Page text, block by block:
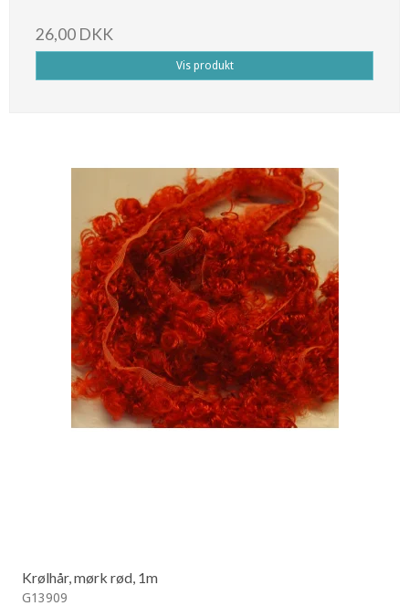
26,00 DKK
Vis produkt
Krølhår, mørk rød, 1m
G13909